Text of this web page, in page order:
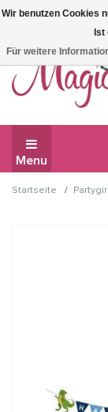
Wir haben
Menu
Startseite /
Wir benutzen Cookies
Für weitere